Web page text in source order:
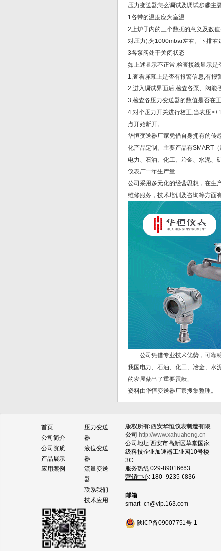
压力变送器怎么调试及调试步骤主
1各带的温度应为室温
2上炉子内的三个数据的意义及数
对压力),为1000mbar左右。下排右
3各泵阀处于关闭状态
如上述显示不正常,检査接线显示是
1,査看屏幕上是否有报警信息,有报
2,进入调试界面后,检査各泵、阀能
3,检査各压力变送器的数值是否在
4,对个压力开关进行校正,当表压
点开始断开。
华恒变送器厂家凭借自身拥有的传
化产品定制。主要产品有SMART
电力、石油、化工、冶金、水泥、
仪表厂一年生产量
公司采用多元化的经营思想，在生
维修服务，技术培训及咨询等方面
公司凭借专业技术优势，可靠稳
我国电力、石油、化工、冶金、水
的发展做出了重要贡献。
资料由华恒变送器厂家搜集整理。
首页
公司简介
公司资质
产品展示
应用案例
压力变送
器
液位变送
器
流量变送
器
联系我们
技术应用
版权所有:西安华恒仪表制造有限
公司 http://www.xahuaheng.cn
公司地址:西安市高新区草堂国家
级科技企业加速器工业园10号楼
3C
服务热线 029-89016663
营销中心: 180 -9235-6836
邮箱
smart_cn@vip.163.com
陕ICP备09007751号-1